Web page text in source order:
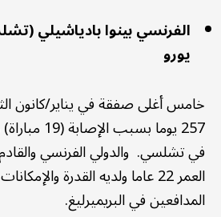
يورو
257 يوما
في تشلسي. والدولي الفرنسي
العمر 22 عاما ولديه القدرة
المدافعين في البريميرليغ.